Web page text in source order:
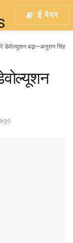
ई पेपर
डेवोल्यूशन बढ़ा—अनुराग सिंह